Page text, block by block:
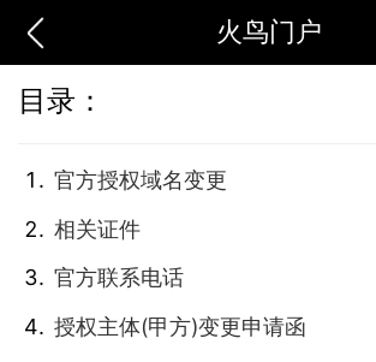
火鸟门户
目录：
官方授权域名变更
相关证件
官方联系电话
授权主体(甲方)变更申请函